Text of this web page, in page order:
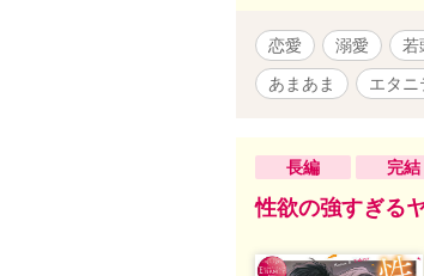
恋愛 溺愛 若
あまあま
エタニ
長編 完結
性欲の強すぎる